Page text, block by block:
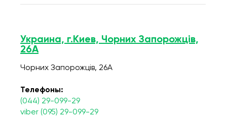
Украина, г.Киев, Чорних Запорожців,
26А
Чорних Запорожців, 26А
Телефоны:
(044) 29-099-29
viber (095) 29-099-29